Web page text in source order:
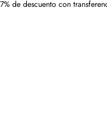
7% de descuento con